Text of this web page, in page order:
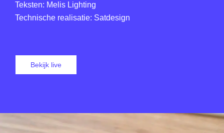
Teksten: Melis Lighting
Technische realisatie: Satdesign
Bekijk live